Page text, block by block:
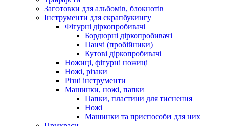
Заготовки для альбомів, блокнотів
Інструменти для скрапбукингу
Фігурні діркопробивачі
Бордюрні діркопробивачі
Панчі (пробійники)
Кутові діркопробивачі
Ножиці, фігурні ножиці
Ножі, різаки
Різні інструменти
Машинки, ножі, папки
Папки, пластини для тиснення
Ножі
Машинки та приспособи для них